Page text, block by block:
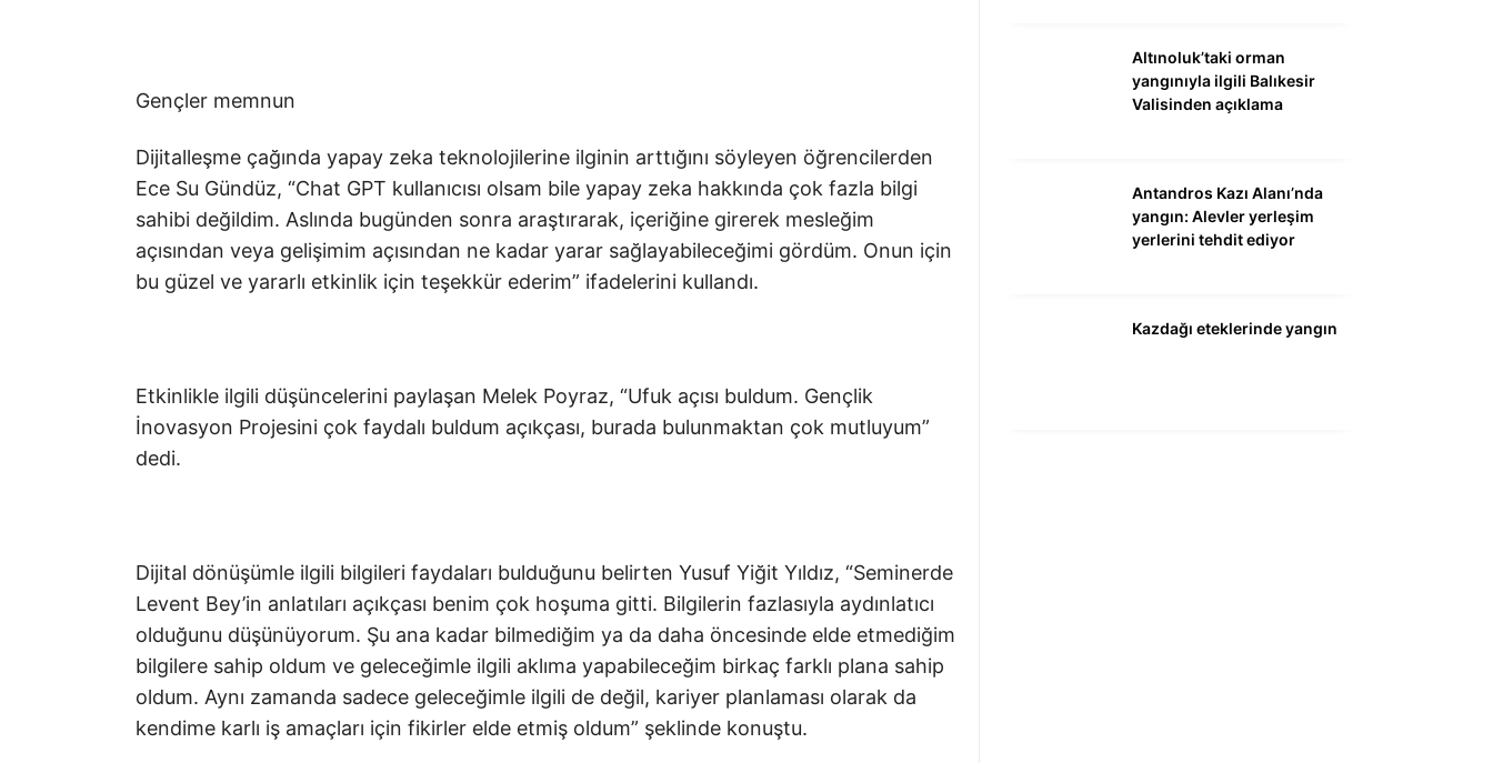
Gençler memnun
Dijitalleşme çağında yapay zeka teknolojilerine ilginin arttığını söyleyen öğrencilerden
Ece Su Gündüz, “Chat GPT kullanıcısı olsam bile yapay zeka hakkında çok fazla bilgi
sahibi değildim. Aslında bugünden sonra araştırarak, içeriğine girerek mesleğim
açısından veya gelişimim açısından ne kadar yarar sağlayabileceğimi gördüm. Onun için
bu güzel ve yararlı etkinlik için teşekkür ederim” ifadelerini kullandı.
Etkinlikle ilgili düşüncelerini paylaşan Melek Poyraz, “Ufuk açısı buldum. Gençlik
İnovasyon Projesini çok faydalı buldum açıkçası, burada bulunmaktan çok mutluyum”
dedi.
Dijital dönüşümle ilgili bilgileri faydaları bulduğunu belirten Yusuf Yiğit Yıldız, “Seminerde
Levent Bey’in anlatıları açıkçası benim çok hoşuma gitti. Bilgilerin fazlasıyla aydınlatıcı
olduğunu düşünüyorum. Şu ana kadar bilmediğim ya da daha öncesinde elde etmediğim
bilgilere sahip oldum ve geleceğimle ilgili aklıma yapabileceğim birkaç farklı plana sahip
oldum. Aynı zamanda sadece geleceğimle ilgili de değil, kariyer planlaması olarak da
kendime karlı iş amaçları için fikirler elde etmiş oldum” şeklinde konuştu.
Altınoluk’taki orman
yangınıyla ilgili Balıkesir
Valisinden açıklama
Antandros Kazı Alanı’nda
yangın: Alevler yerleşim
yerlerini tehdit ediyor
Kazdağı eteklerinde yangın